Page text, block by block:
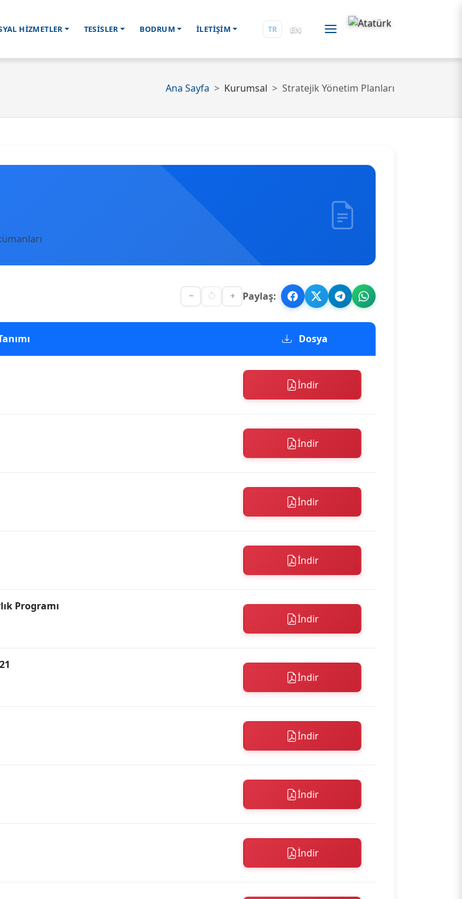
HİZMETLER TESİSLER BODRUM İLETİŞİM TR EN
Ana Sayfa Kurumsal Stratejik Yönetim Planları
Paylaş:
Dosya
İndir
İndir
İndir
İndir
Programı
İndir
İndir
İndir
İndir
İndir